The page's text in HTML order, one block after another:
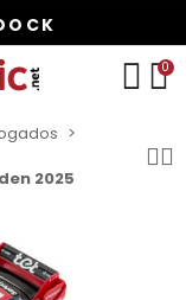
0
2025